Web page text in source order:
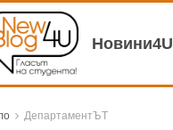
Новини4U
ДепартаментЪТ